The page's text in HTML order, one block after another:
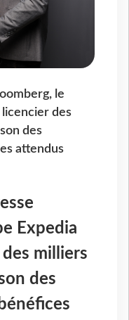
le
licencier des
des
attendus
Expedia
des milliers
des